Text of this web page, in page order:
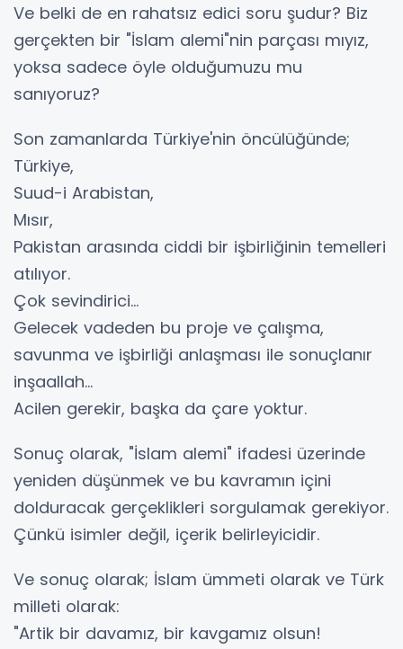
Ve belki de en rahatsız edici soru şudur? Biz
gerçekten bir "İslam alemi"nin parçası mıyız,
yoksa sadece öyle olduğumuzu mu
sanıyoruz?
Son zamanlarda Türkiye'nin öncülüğünde;
Türkiye,
Suud-i Arabistan,
Mısır,
Pakistan arasında ciddi bir işbirliğinin temelleri
atılıyor.
Çok sevindirici...
Gelecek vadeden bu proje ve çalışma,
savunma ve işbirliği anlaşması ile sonuçlanır
inşaallah...
Acilen gerekir, başka da çare yoktur.
Sonuç olarak, "İslam alemi" ifadesi üzerinde
yeniden düşünmek ve bu kavramın içini
dolduracak gerçeklikleri sorgulamak gerekiyor.
Çünkü isimler değil, içerik belirleyicidir.
Ve sonuç olarak; İslam ümmeti olarak ve Türk
milleti olarak:
"Artik bir davamız, bir kavgamız olsun!